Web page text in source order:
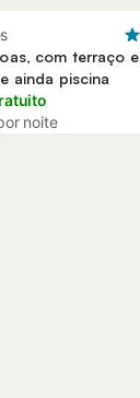
com terraço e
ainda piscina
noite